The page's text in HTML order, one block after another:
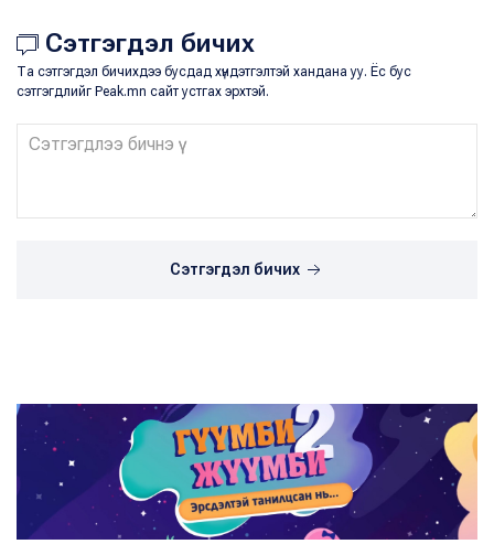
Сэтгэгдэл бичих
Та сэтгэгдэл бичихдээ бусдад хүндэтгэлтэй хандана уу. Ёс бус
сэтгэгдлийг Peak.mn сайт устгах эрхтэй.
Сэтгэгдэл бичих